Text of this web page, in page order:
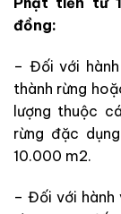
đồng:
– Đối với
thành rừng
lượng thuộc
rừng đặc
10.000 m2.
– Đối với hành